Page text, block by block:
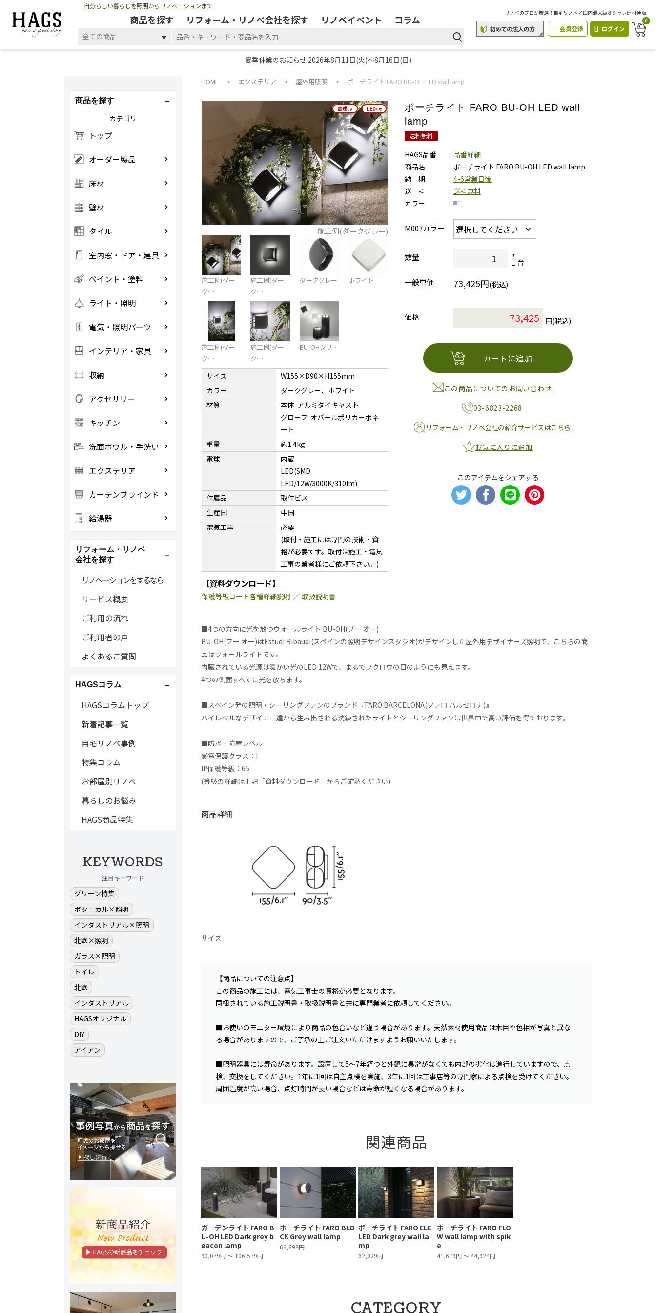
自分らしい暮らしを照明からリノベーションまで
商品を探す リフォーム・リノベ会社を探す リノベイベント コラム
全ての商品
リノベのプロが厳選！自宅リノベ×国内最大級オシャレ建材通販
会員登録 ログイン
0
夏季休業のお知らせ 2026年8月11日(火)～8月16日(日)
HOME エクステリア 屋外用照明 ポーチライト FARO BU-OH LED wall lamp
電球付き LED対応
電球付き LED対応
施工例(ダークグレー)
施工例(ダー
ク…
施工例(ダー
ク…
ダークグレー ホワイト
施工例(ダー
ク…
施工例(ダー
ク…
BU-OHシリ…
サイズ
W155×D90×H155mm
カラー
ダークグレー、ホワイト
材質
本体: アルミダイキャスト
グローブ: オパールポリカーボネ
ート
重量
約1.4kg
電球
内蔵
LED(SMD
LED/12W/3000K/310lm)
付属品
取付ビス
生産国
中国
電気工事
必要
(取付・施工には専門の技術・資
格が必要です。取付は施工・電気
工事の業者様にご依頼下さい。)
【資料ダウンロード】
保護等級コード各種詳細説明 ／取扱説明書
ポーチライト FARO BU-OH LED wall
lamp
送料無料
HAGS品番
品番詳細
商品名
ポーチライト FARO BU-OH LED wall lamp
納 期
4-6営業日後
送 料
送料無料
カラー
M007カラー
数量
台
一般単価
73,425円(税込)
価格 円(税込)
カートに追加
この商品についてのお問い合わせ
03-6823-2268
リフォーム・リノベ会社の紹介サービスはこちら
お気に入りに追加
このアイテムをシェアする
■4つの方向に光を放つウォールライト BU-OH(ブー オー)
BU-OH(ブー オー)はEstudi Ribaudi(スペインの照明デザインスタジオ)がデザインした屋外用デザイナーズ照明で、こちらの商
品はウォールライトです。
内臓されている光源は暖かい光のLED 12Wで、まるでフクロウの目のようにも見えます。
4つの側面すべてに光を放ちます。
■スペイン発の照明・シーリングファンのブランド『FARO BARCELONA(ファロ バルセロナ)』
ハイレベルなデザイナー達から生み出される洗練されたライトとシーリングファンは世界中で高い評価を得ております。
■防水・防塵レベル
感電保護クラス：I
IP保護等級：65
(等級の詳細は上記「資料ダウンロード」からご確認ください)
商品詳細
サイズ
【商品についての注意点】
この商品の施工には、電気工事士の資格が必要となります。
同梱されている施工説明書・取扱説明書と共に専門業者に依頼してください。
■お使いのモニター環境により商品の色合いなど違う場合があります。天然素材使用商品は木目や色相が写真と異な
る場合がありますので、ご了承の上ご注文いただけますようお願いいたします。
■照明器具には寿命があります。設置して5〜7年経つと外観に異常がなくても内部の劣化は進行していますので、点
検、交換をしてください。1年に1回は自主点検を実施、3年に1回は工事店等の専門家による点検を受けてください。
周囲温度が高い場合、点灯時間が長い場合などは寿命が短くなる場合があります。
関連商品
ガーデンライト FARO B
U-OH LED Dark grey b
eacon lamp
90,079円 ～ 106,579円
ポーチライト FARO BLO
CK Grey wall lamp
66,693円
ポーチライト FARO ELE
LED Dark grey wall la
mp
62,029円
ポーチライト FARO FLO
W wall lamp with spik
e
41,679円 ～ 44,924円
CATEGORY
商品を探す
カテゴリ
トップ
オーダー製品
床材
壁材
タイル
室内窓・ドア・建具
ペイント・塗料
ライト・照明
電気・照明パーツ
インテリア・家具
収納
アクセサリー
キッチン
洗面ボウル・手洗い
エクステリア
カーテンブラインド
給湯器
リフォーム・リノベ
会社を探す
リノベーションをするなら
サービス概要
ご利用の流れ
ご利用者の声
よくあるご質問
HAGSコラム
HAGSコラムトップ
新着記事一覧
自宅リノベ事例
特集コラム
お部屋別リノベ
暮らしのお悩み
HAGS商品特集
KEYWORDS
注目キーワード
グリーン特集
ボタニカル×照明
インダストリアル×照明
北欧×照明
ガラス×照明
トイレ
北欧
インダストリアル
HAGSオリジナル
DIY
アイアン